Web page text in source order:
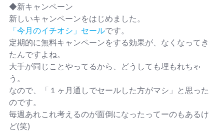
◆新キャンペーン
新しいキャンペーンをはじめました。
「今月のイチオシ」セールです。
定期的に無料キャンペーンをする効果が、なくなってき
たんですよね。
大手が同じことやってるから、どうしても埋もれちゃ
う。
なので、「１ヶ月通しでセールした方がマシ」と思った
のです。
毎週あれこれ考えるのが面倒になったってーのもあるけ
ど(笑)